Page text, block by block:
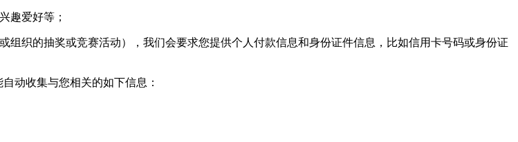
趣爱好等；
织的抽奖或竞赛活动），我们会要求您提供个人付款信息和身份证件信息，比如信用卡号码或身份证
动收集与您相关的如下信息：